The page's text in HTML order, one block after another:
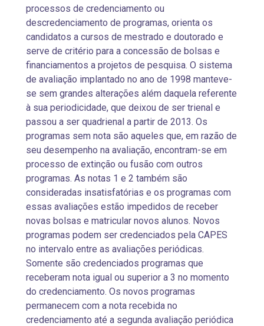
processos de credenciamento ou
descredenciamento de programas, orienta os
candidatos a cursos de mestrado e doutorado e
serve de critério para a concessão de bolsas e
financiamentos a projetos de pesquisa. O sistema
de avaliação implantado no ano de 1998 manteve-
se sem grandes alterações além daquela referente
à sua periodicidade, que deixou de ser trienal e
passou a ser quadrienal a partir de 2013. Os
programas sem nota são aqueles que, em razão de
seu desempenho na avaliação, encontram-se em
processo de extinção ou fusão com outros
programas. As notas 1 e 2 também são
consideradas insatisfatórias e os programas com
essas avaliações estão impedidos de receber
novas bolsas e matricular novos alunos. Novos
programas podem ser credenciados pela CAPES
no intervalo entre as avaliações periódicas.
Somente são credenciados programas que
receberam nota igual ou superior a 3 no momento
do credenciamento. Os novos programas
permanecem com a nota recebida no
credenciamento até a segunda avaliação periódica